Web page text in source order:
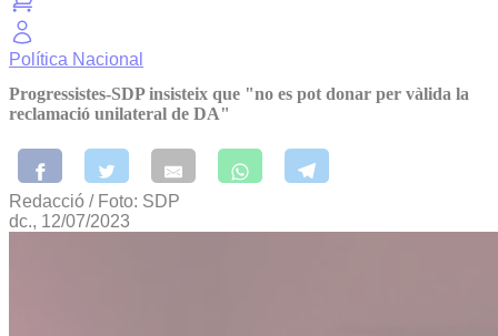
Política Nacional
Progressistes-SDP insisteix que "no es pot donar per vàlida la
reclamació unilateral de DA"
Redacció / Foto: SDP
dc., 12/07/2023